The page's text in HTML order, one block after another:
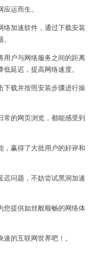
运而生。
加速软件，通过下载安装
户与网络服务之间的距离
延迟，提高网络速度。
载并按照安装步骤进行操
的网页浏览，都能感受到
赢得了大批用户的好评和
问题，不妨尝试黑洞加速
提供如丝般顺畅的网络体
的互联网世界吧！。